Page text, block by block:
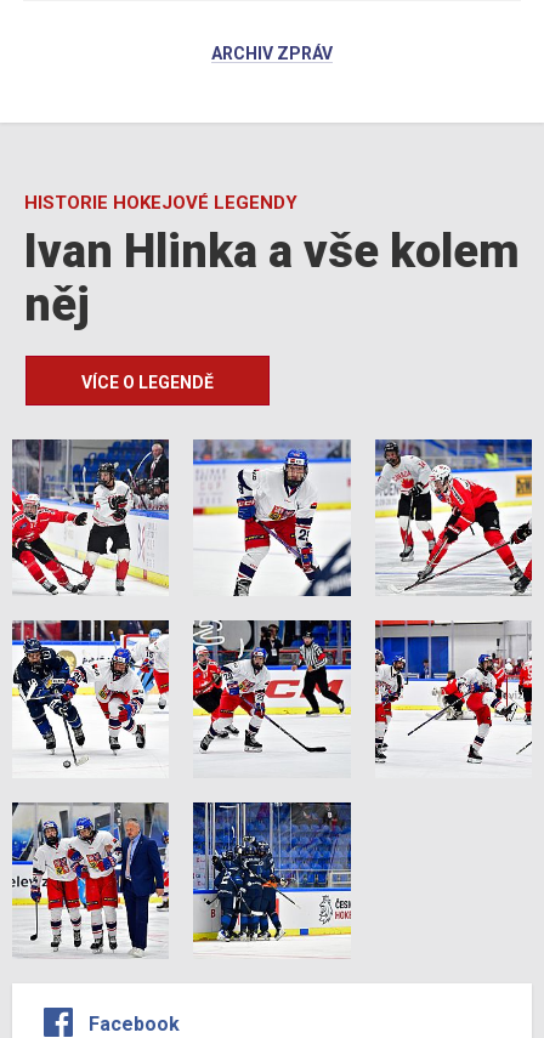
ARCHIV ZPRÁV
HISTORIE HOKEJOVÉ LEGENDY
Ivan Hlinka a vše kolem
něj
VÍCE O LEGENDĚ
Facebook